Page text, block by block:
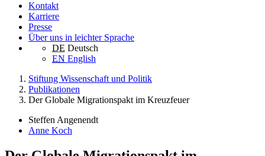
Kontakt
Karriere
Presse
Über uns in leichter Sprache
DE Deutsch
EN English
Stiftung Wissenschaft und Politik
Publikationen
Der Globale Migrationspakt im Kreuzfeuer
Steffen Angenendt
Anne Koch